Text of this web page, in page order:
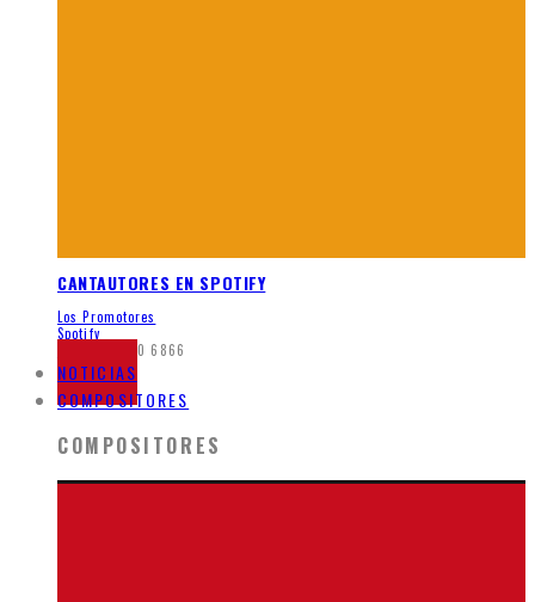
CANTAUTORES EN SPOTIFY
Los Promotores
Spotify
junio 7, 2020 6866
NOTICIAS
COMPOSITORES
COMPOSITORES